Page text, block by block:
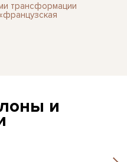
трансформации
и